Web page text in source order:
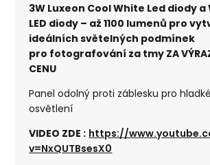
3W Luxeon Cool White Led diody
LED diody – až 1100 lumenů pro
ideálních světelných podmínek
pro fotografování za tmy ZA
CENU
Panel odolný proti záblesku pro
osvětlení
VIDEO ZDE : https://
v=NxQUTBsesX0